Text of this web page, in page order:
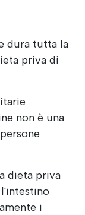
dura tutta la
priva di
non è una
dieta priva
i